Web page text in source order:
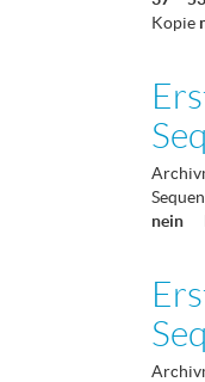
Kopie
nein